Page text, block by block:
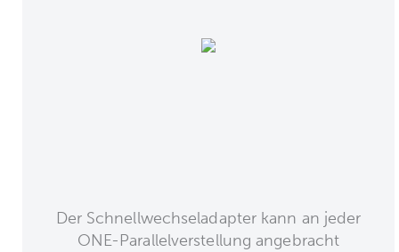
Der Schnellwechseladapter kann an jeder
ONE-Parallelverstellung angebracht